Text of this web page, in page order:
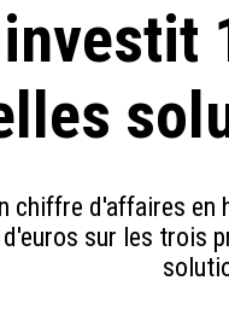
chiffre d'affaires en
sur les trois